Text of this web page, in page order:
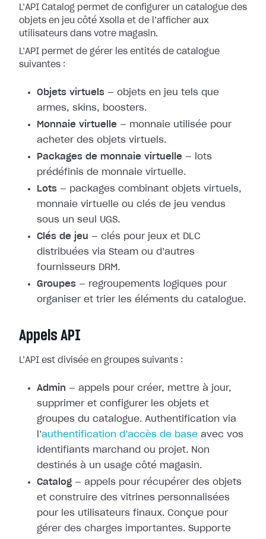
L’API Catalog permet de configurer un catalogue des
objets en jeu côté Xsolla et de l’afficher aux
utilisateurs dans votre magasin.
L’API permet de gérer les entités de catalogue
suivantes :
Objets virtuels — objets en jeu tels que
armes, skins, boosters.
Monnaie virtuelle — monnaie utilisée pour
acheter des objets virtuels.
Packages de monnaie virtuelle — lots
prédéfinis de monnaie virtuelle.
Lots — packages combinant objets virtuels,
monnaie virtuelle ou clés de jeu vendus
sous un seul UGS.
Clés de jeu — clés pour jeux et DLC
distribuées via Steam ou d’autres
fournisseurs DRM.
Groupes — regroupements logiques pour
organiser et trier les éléments du catalogue.
Appels API
L’API est divisée en groupes suivants :
Admin — appels pour créer, mettre à jour,
supprimer et configurer les objets et
groupes du catalogue. Authentification via
l’authentification d’accès de base avec vos
identifiants marchand ou projet. Non
destinés à un usage côté magasin.
Catalog — appels pour récupérer des objets
et construire des vitrines personnalisées
pour les utilisateurs finaux. Conçue pour
gérer des charges importantes. Supporte